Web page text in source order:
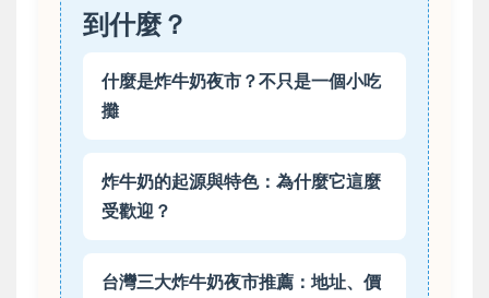
到什麼？
什麼是炸牛奶夜市？不只是一個小吃
攤
炸牛奶的起源與特色：為什麼它這麼
受歡迎？
台灣三大炸牛奶夜市推薦：地址、價